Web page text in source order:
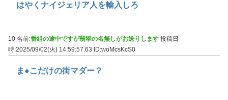
はやくナイジェリア人を輸入しろ
10 名前:番組の途中ですが翡翠の名無しがお送りします 投稿日
時:2025/09/02(火) 14:59:57.63
ID:woMcsKcS0
ま●こだけの街マダー？